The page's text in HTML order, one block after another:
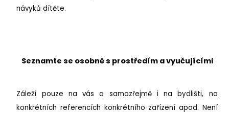
návyků dítěte.
Seznamte se osobně s prostředím a vyučujícími
Záleží pouze na vás a samozřejmě i na bydlišti, na
konkrétních referencích konkrétního zařízení apod. Není